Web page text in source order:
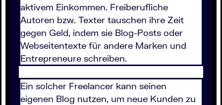
aktivem Einkommen. Freiberufliche
Autoren bzw. Texter tauschen ihre Zeit
gegen Geld, indem sie Blog-Posts oder
Webseitentexte für andere Marken und
Entrepreneure schreiben.
Ein solcher Freelancer kann seinen
eigenen Blog nutzen, um neue Kunden zu